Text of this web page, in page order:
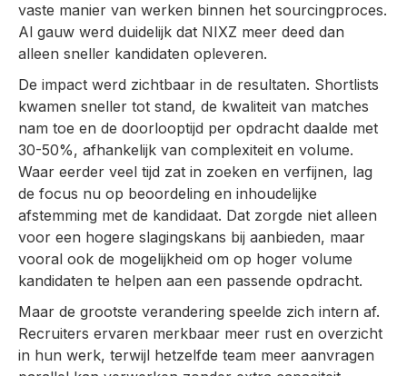
vaste manier van werken binnen het sourcingproces.
Al gauw werd duidelijk dat NIXZ meer deed dan
alleen sneller kandidaten opleveren.
De impact werd zichtbaar in de resultaten. Shortlists
kwamen sneller tot stand, de kwaliteit van matches
nam toe en de doorlooptijd per opdracht daalde met
30-50%, afhankelijk van complexiteit en volume.
Waar eerder veel tijd zat in zoeken en verfijnen, lag
de focus nu op beoordeling en inhoudelijke
afstemming met de kandidaat. Dat zorgde niet alleen
voor een hogere slagingskans bij aanbieden, maar
vooral ook de mogelijkheid om op hoger volume
kandidaten te helpen aan een passende opdracht.
Maar de grootste verandering speelde zich intern af.
Recruiters ervaren merkbaar meer rust en overzicht
in hun werk, terwijl hetzelfde team meer aanvragen